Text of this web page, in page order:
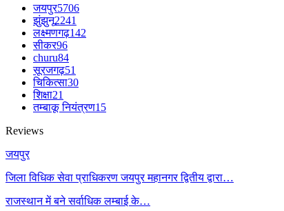
जयपुर5706
झुंझुनू2241
लक्ष्मणगढ़142
सीकर96
churu84
सूरजगढ़51
चिकित्सा30
शिक्षा21
तम्बाकू नियंत्रण15
Reviews
जयपुर
जिला विधिक सेवा प्राधिकरण जयपुर महानगर द्वितीय द्वारा…
राजस्थान में बने सर्वाधिक लम्बाई के…